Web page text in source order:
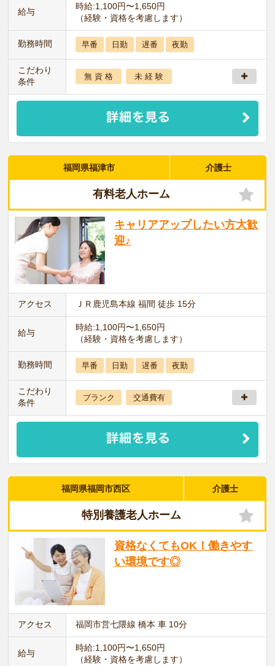
給与
時給:1,100円〜1,650円
（経験・資格を考慮します）
勤務時間 早番 日勤 遅番 夜勤
こだわり
条件
無 資 格 未 経 験
福岡県福津市 介護士
有料老人ホーム
キャリアアップしたい方大歓
迎♪
アクセス ＪＲ鹿児島本線 福間 徒歩 15分
給与
時給:1,100円〜1,650円
（経験・資格を考慮します）
勤務時間 早番 日勤 遅番 夜勤
こだわり
条件
ブランク 交通費有
福岡県福岡市西区 介護士
特別養護老人ホーム
資格なくてもOK！働きやす
い環境です◎
アクセス 福岡市営七隈線 橋本 車 10分
給与
時給:1,100円〜1,650円
（経験・資格を考慮します）